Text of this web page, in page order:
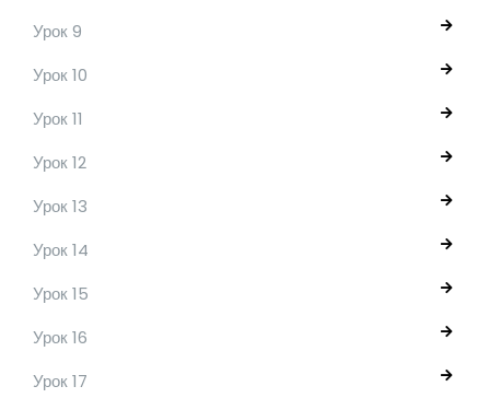
Урок 9
Урок 10
Урок 11
Урок 12
Урок 13
Урок 14
Урок 15
Урок 16
Урок 17